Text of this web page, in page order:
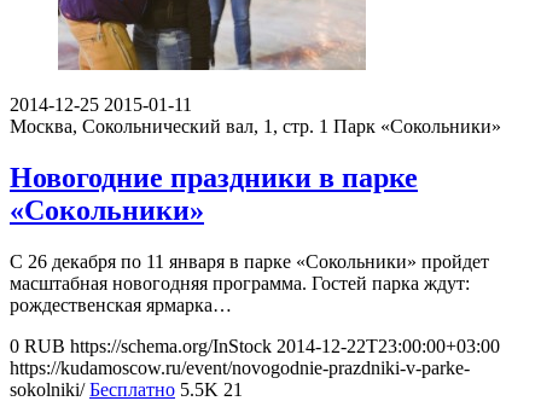
2014-12-25 2015-01-11
Москва, Сокольнический вал, 1, стр. 1 Парк «Сокольники»
Новогодние праздники в парке
«Сокольники»
С 26 декабря по 11 января в парке «Сокольники» пройдет
масштабная новогодняя программа. Гостей парка ждут:
рождественская ярмарка…
0 RUB https://schema.org/InStock 2014-12-22T23:00:00+03:00
https://kudamoscow.ru/event/novogodnie-prazdniki-v-parke-
sokolniki/ Бесплатно 5.5K 21